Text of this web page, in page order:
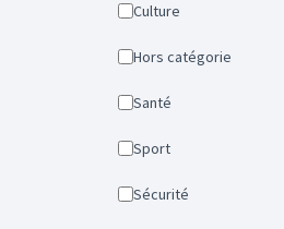
Culture
Hors catégorie
Santé
Sport
Sécurité